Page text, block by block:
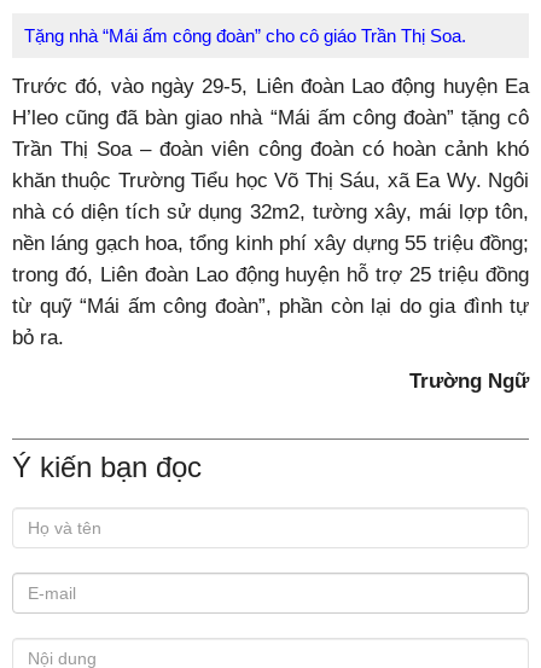
Tặng nhà “Mái ấm công đoàn” cho cô giáo Trần Thị Soa.
Trước đó, vào ngày 29-5, Liên đoàn Lao động huyện Ea
H’leo cũng đã bàn giao nhà “Mái ấm công đoàn” tặng cô
Trần Thị Soa – đoàn viên công đoàn có hoàn cảnh khó
khăn thuộc Trường Tiểu học Võ Thị Sáu, xã Ea Wy. Ngôi
nhà có diện tích sử dụng 32m2, tường xây, mái lợp tôn,
nền láng gạch hoa, tổng kinh phí xây dựng 55 triệu đồng;
trong đó, Liên đoàn Lao động huyện hỗ trợ 25 triệu đồng
từ quỹ “Mái ấm công đoàn”, phần còn lại do gia đình tự
bỏ ra.
Trường Ngữ
Ý kiến bạn đọc